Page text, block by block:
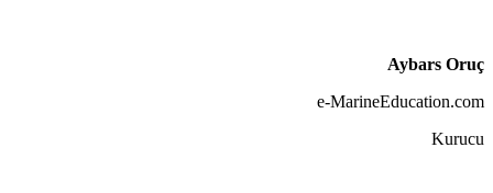
Aybars Oruç
e-MarineEducation.com
Kurucu